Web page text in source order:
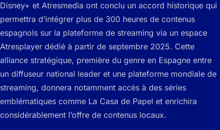
Disney+ et Atresmedia ont conclu un accord historique qui
permettra d’intégrer plus de 300 heures de contenus
espagnols sur la plateforme de streaming via un espace
Atresplayer dédié à partir de septembre 2025. Cette
alliance stratégique, première du genre en Espagne entre
un diffuseur national leader et une plateforme mondiale de
streaming, donnera notamment accès à des séries
emblématiques comme La Casa de Papel et enrichira
considérablement l’offre de contenus locaux.